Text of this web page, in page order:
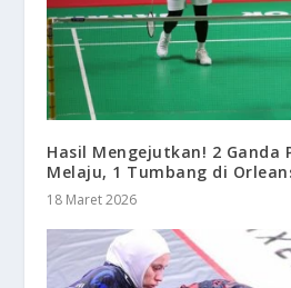
Hasil Mengejutkan! 2 Ganda
Melaju, 1 Tumbang di
18 Maret 2026